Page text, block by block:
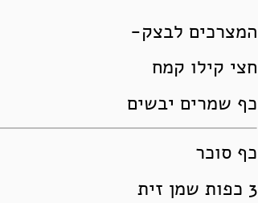
המצרכים לבצק-
חצי קילו קמח
כף שמרים יבשים
כף סוכר
3 כפות שמן זית